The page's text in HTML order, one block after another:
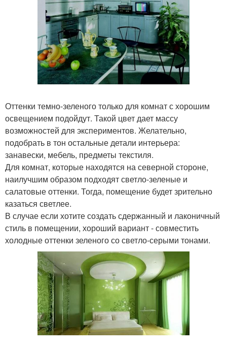
Оттенки темно-зеленого только для комнат с хорошим
освещением подойдут. Такой цвет дает массу
возможностей для экспериментов. Желательно,
подобрать в тон остальные детали интерьера:
занавески, мебель, предметы текстиля.
Для комнат, которые находятся на северной стороне,
наилучшим образом подходят светло-зеленые и
салатовые оттенки. Тогда, помещение будет зрительно
казаться светлее.
В случае если хотите создать сдержанный и лаконичный
стиль в помещении, хороший вариант - совместить
холодные оттенки зеленого со светло-серыми тонами.